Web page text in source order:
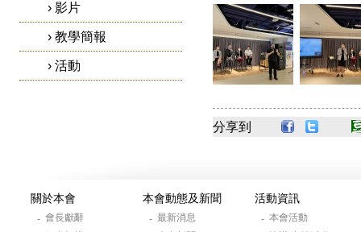
› 影片
› 教學簡報
› 活動
分享到
關於本會
- 會長獻辭
本會動態及新聞
- 最新消息
活動資訊
- 本會活動